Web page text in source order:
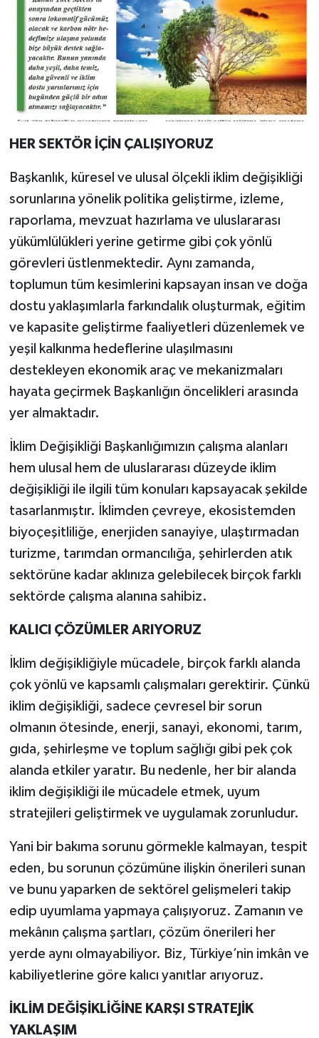
HER SEKTÖR İÇİN ÇALIŞIYORUZ
Başkanlık, küresel ve ulusal ölçekli iklim değişikliği
sorunlarına yönelik politika geliştirme, izleme,
raporlama, mevzuat hazırlama ve uluslararası
yükümlülükleri yerine getirme gibi çok yönlü
görevleri üstlenmektedir. Aynı zamanda,
toplumun tüm kesimlerini kapsayan insan ve doğa
dostu yaklaşımlarla farkındalık oluşturmak, eğitim
ve kapasite geliştirme faaliyetleri düzenlemek ve
yeşil kalkınma hedeflerine ulaşılmasını
destekleyen ekonomik araç ve mekanizmaları
hayata geçirmek Başkanlığın öncelikleri arasında
yer almaktadır.
İklim Değişikliği Başkanlığımızın çalışma alanları
hem ulusal hem de uluslararası düzeyde iklim
değişikliği ile ilgili tüm konuları kapsayacak şekilde
tasarlanmıştır. İklimden çevreye, ekosistemden
biyoçeşitliliğe, enerjiden sanayiye, ulaştırmadan
turizme, tarımdan ormancılığa, şehirlerden atık
sektörüne kadar aklınıza gelebilecek birçok farklı
sektörde çalışma alanına sahibiz.
KALICI ÇÖZÜMLER ARIYORUZ
İklim değişikliğiyle mücadele, birçok farklı alanda
çok yönlü ve kapsamlı çalışmaları gerektirir. Çünkü
iklim değişikliği, sadece çevresel bir sorun
olmanın ötesinde, enerji, sanayi, ekonomi, tarım,
gıda, şehirleşme ve toplum sağlığı gibi pek çok
alanda etkiler yaratır. Bu nedenle, her bir alanda
iklim değişikliği ile mücadele etmek, uyum
stratejileri geliştirmek ve uygulamak zorunludur.
Yani bir bakıma sorunu görmekle kalmayan, tespit
eden, bu sorunun çözümüne ilişkin önerileri sunan
ve bunu yaparken de sektörel gelişmeleri takip
edip uyumlama yapmaya çalışıyoruz. Zamanın ve
mekânın çalışma şartları, çözüm önerileri her
yerde aynı olmayabiliyor. Biz, Türkiye’nin imkân ve
kabiliyetlerine göre kalıcı yanıtlar arıyoruz.
İKLİM DEĞİŞİKLİĞİNE KARŞI STRATEJİK
YAKLAŞIM